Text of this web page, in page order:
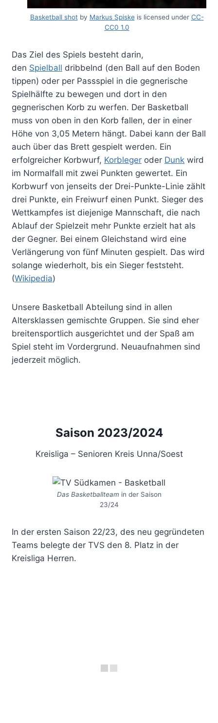
Basketball shotby Markus Spiskeis licensed under CC-
CC0 1.0
Das Ziel des Spiels besteht darin,
den Spielball dribbelnd (den Ball auf den Boden
tippen) oder per Passspiel in die gegnerische
Spielhälfte zu bewegen und dort in den
gegnerischen Korb zu werfen. Der Basketball
muss von oben in den Korb fallen, der in einer
Höhe von 3,05 Metern hängt. Dabei kann der Ball
auch über das Brett gespielt werden. Ein
erfolgreicher Korbwurf, Korbleger oder Dunk wird
im Normalfall mit zwei Punkten gewertet. Ein
Korbwurf von jenseits der Drei-Punkte-Linie zählt
drei Punkte, ein Freiwurf einen Punkt. Sieger des
Wettkampfes ist diejenige Mannschaft, die nach
Ablauf der Spielzeit mehr Punkte erzielt hat als
der Gegner. Bei einem Gleichstand wird eine
Verlängerung von fünf Minuten gespielt. Das wird
solange wiederholt, bis ein Sieger feststeht.
(Wikipedia)
Unsere Basketball Abteilung sind in allen
Altersklassen gemischte Gruppen. Sie sind eher
breitensportlich ausgerichtet und der Spaß am
Spiel steht im Vordergrund. Neuaufnahmen sind
jederzeit möglich.
Saison 2023/2024
Kreisliga – Senioren Kreis Unna/Soest
Das Basketballteam in der Saison
23/24
In der ersten Saison 22/23, des neu gegründeten
Teams belegte der TVS den 8. Platz in der
Kreisliga Herren.